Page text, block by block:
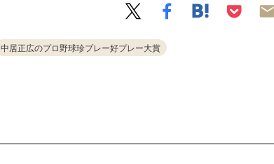
中居正広のプロ野球珍プレー好プレー大賞